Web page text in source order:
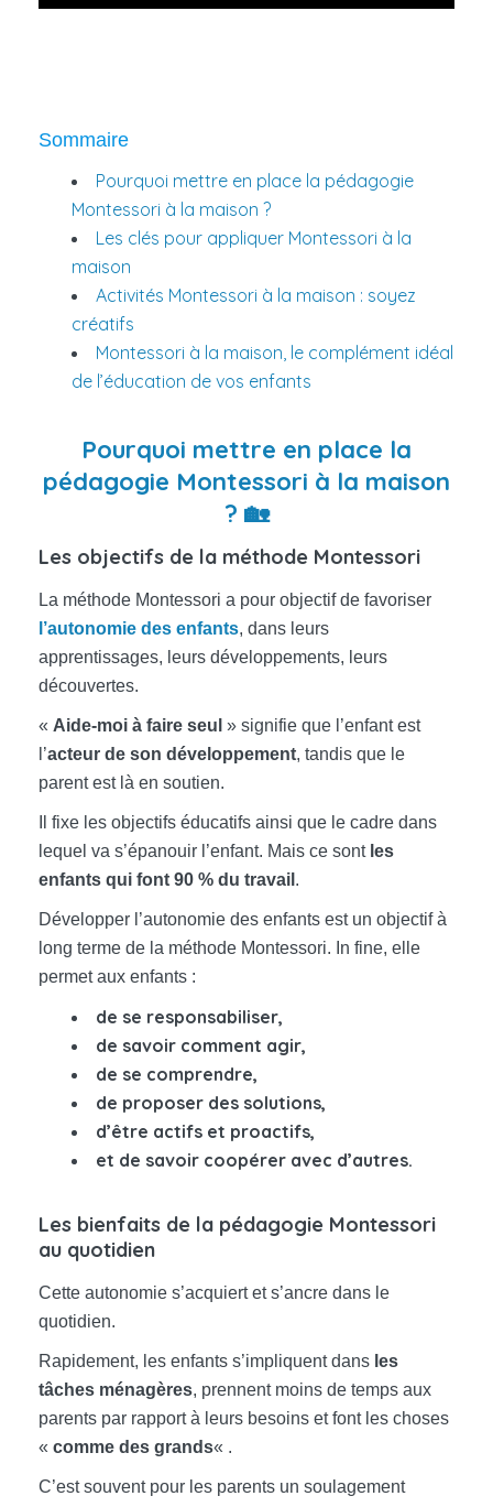
Sommaire
Pourquoi mettre en place la pédagogie
Montessori à la maison ?
Les clés pour appliquer Montessori à la
maison
Activités Montessori à la maison : soyez
créatifs
Montessori à la maison, le complément idéal
de l’éducation de vos enfants
Pourquoi mettre en place la
pédagogie Montessori à la maison
? 🏡
Les objectifs de la méthode Montessori
La méthode Montessori a pour objectif de favoriser
l’autonomie des enfants, dans leurs
apprentissages, leurs développements, leurs
découvertes.
« Aide-moi à faire seul » signifie que l’enfant est
l’acteur de son développement, tandis que le
parent est là en soutien.
Il fixe les objectifs éducatifs ainsi que le cadre dans
lequel va s’épanouir l’enfant. Mais ce sont les
enfants qui font 90 % du travail .
Développer l’autonomie des enfants est un objectif à
long terme de la méthode Montessori. In fine, elle
permet aux enfants :
de se responsabiliser,
de savoir comment agir,
de se comprendre,
de proposer des solutions,
d’être actifs et proactifs,
et de savoir coopérer avec d’autres.
Les bienfaits de la pédagogie Montessori
au quotidien
Cette autonomie s’acquiert et s’ancre dans le
quotidien.
Rapidement, les enfants s’impliquent dans les
tâches ménagères, prennent moins de temps aux
parents par rapport à leurs besoins et font les choses
« comme des grands« .
C’est souvent pour les parents un soulagement